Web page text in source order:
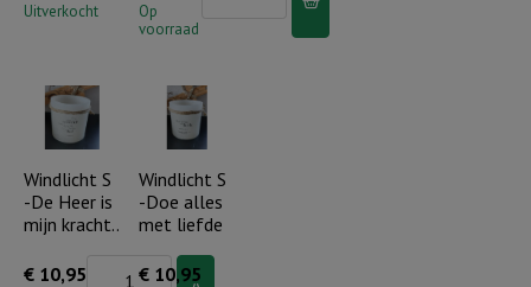
Uitverkocht
Op
voorraad
liefde
is
geduldig
en
vriendelijk
Windlicht S
-De Heer is
mijn kracht..
€ 10,95 Windlicht
Windlicht S
-Doe alles
met liefde
€ 10,95